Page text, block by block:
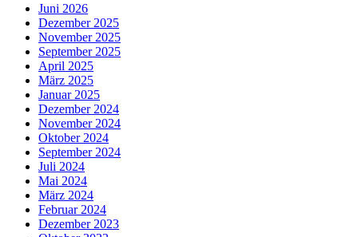
Juni 2026
Dezember 2025
November 2025
September 2025
April 2025
März 2025
Januar 2025
Dezember 2024
November 2024
Oktober 2024
September 2024
Juli 2024
Mai 2024
März 2024
Februar 2024
Dezember 2023